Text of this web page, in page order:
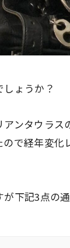
ょうか？
アンタウラ
で経年変化
下記3点の通